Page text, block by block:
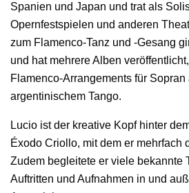
Spanien und Japan und trat als
Opernfestspielen und anderen
zum Flamenco-Tanz und -Gesang
und hat mehrere Alben
Flamenco-Arrangements für Sopran
argentinischem Tango.
Lucio ist der kreative Kopf hinter
Éxodo Criollo, mit dem er mehrfach
Zudem begleitete er viele bekannte
Auftritten und Aufnahmen in und